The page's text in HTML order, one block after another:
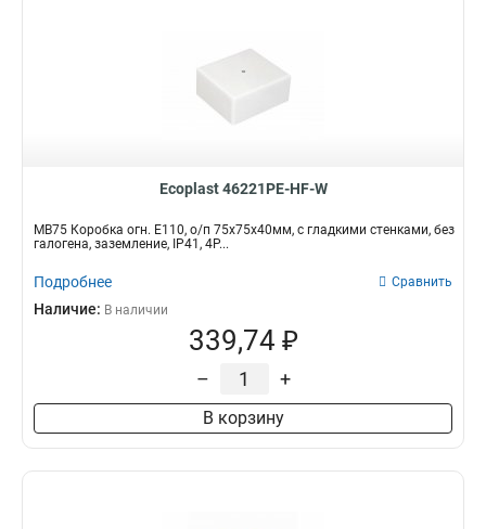
Ecoplast 46221PE-HF-W
MB75 Коробка огн. E110, о/п 75х75х40мм, с гладкими стенками, без
галогена, заземление, IP41, 4P...
Подробнее Сравнить
Наличие: В наличии
339,74 ₽
– +
В корзину